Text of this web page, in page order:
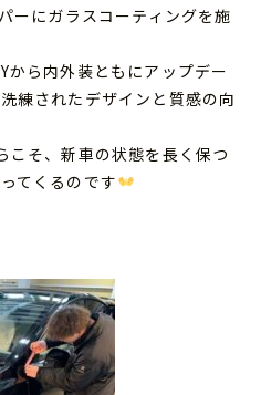
ーにガラスコーティングを施
から内外装ともにアップデー
練されたデザインと質感の向
こそ、新車の状態を長く保つ
てくるのです